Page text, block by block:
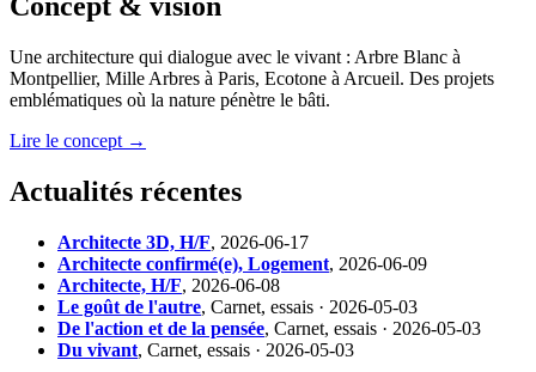
Concept & vision
Une architecture qui dialogue avec le vivant : Arbre Blanc à
Montpellier, Mille Arbres à Paris, Ecotone à Arcueil. Des projets
emblématiques où la nature pénètre le bâti.
Lire le concept →
Actualités récentes
Architecte 3D, H/F, 2026-06-17
Architecte confirmé(e), Logement, 2026-06-09
Architecte, H/F, 2026-06-08
Le goût de l'autre, Carnet, essais · 2026-05-03
De l'action et de la pensée, Carnet, essais · 2026-05-03
Du vivant, Carnet, essais · 2026-05-03